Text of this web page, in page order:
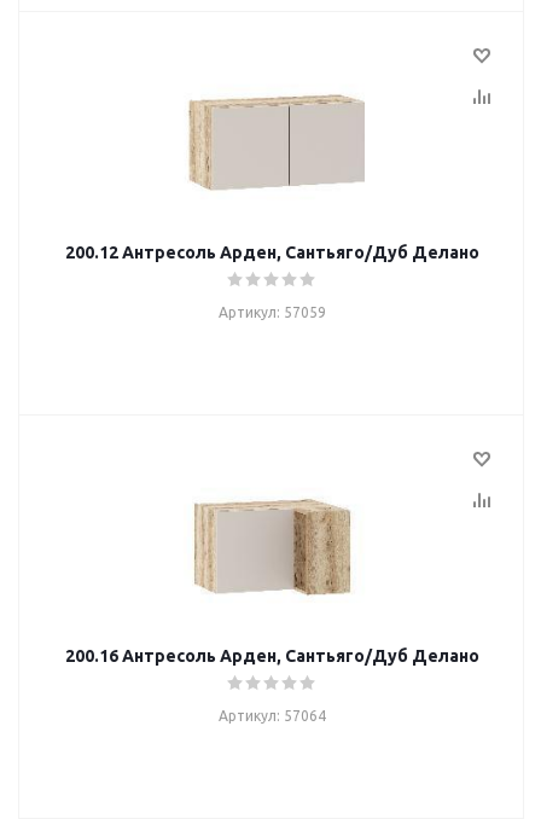
200.12 Антресоль Арден, Сантьяго/Дуб Делано
Артикул: 57059
200.16 Антресоль Арден, Сантьяго/Дуб Делано
Артикул: 57064